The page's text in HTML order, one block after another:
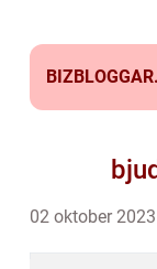
BIZBLOGGAR.
02 oktober 2023